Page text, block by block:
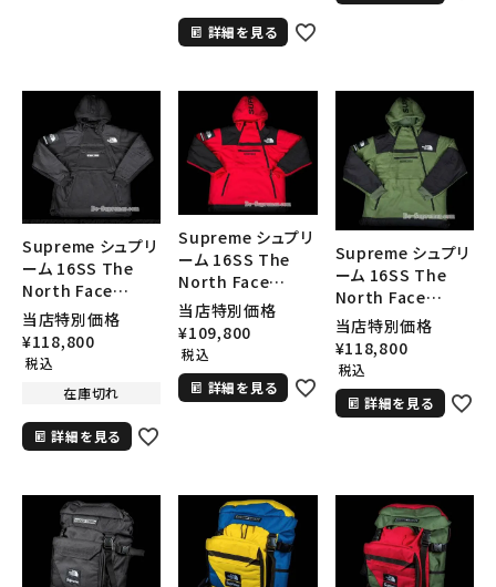
詳細を見る
Supreme シュプリ
ーム 16SS The
North Face
Steep Tech
Hooded
Sweatshirt ノー
テクフード ブラック
当店特別価格
¥118,800
税込
在庫切れ
詳細を見る
Supreme シュプリ
ーム 16SS The
North Face
Steep Tech
Hooded
Sweatshirt ノー
スフェイスティープ
テクフード レッド
当店特別価格
¥109,800
税込
詳細を見る
Supreme シュプリ
ーム 16SS The
North Face
Steep Tech
Hooded
Sweatshirt ノー
スフェイスティープ
テクフード オリーブ
当店特別価格
¥118,800
税込
詳細を見る